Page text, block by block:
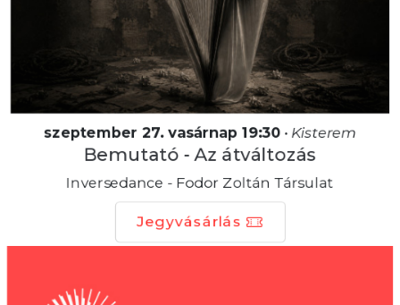
szeptember 27. vasárnap 19:30 • Kisterem
Bemutató - Az átváltozás
Inversedance - Fodor Zoltán Társulat
Jegyvásárlás